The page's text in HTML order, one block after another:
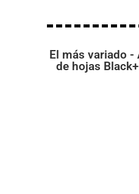
El más variado
de hojas